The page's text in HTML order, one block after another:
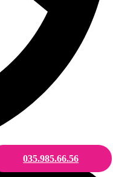
035.985.66.56